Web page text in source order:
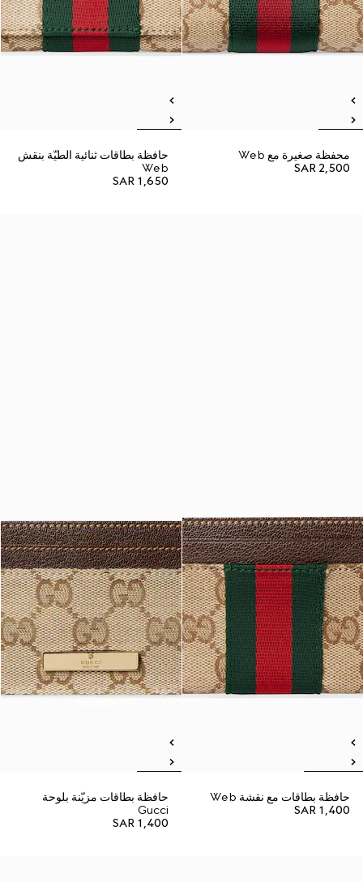
محفظة صغيرة مع Web
SAR 2,500
حافظة بطاقات ثنائية الطيّة بنقش
Web
SAR 1,650
حافظة بطاقات مع نقشة Web
SAR 1,400
حافظة بطاقات مزيّنة بلوحة
Gucci
SAR 1,400